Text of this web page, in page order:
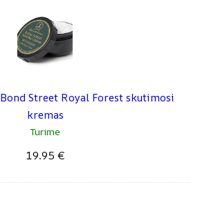
y
l
o
f
O
l
d
Street Royal Forest skutimosi
kremas
Turime
19.95 €